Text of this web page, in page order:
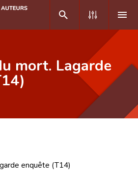
mort. Lagarde
enquête (T14)